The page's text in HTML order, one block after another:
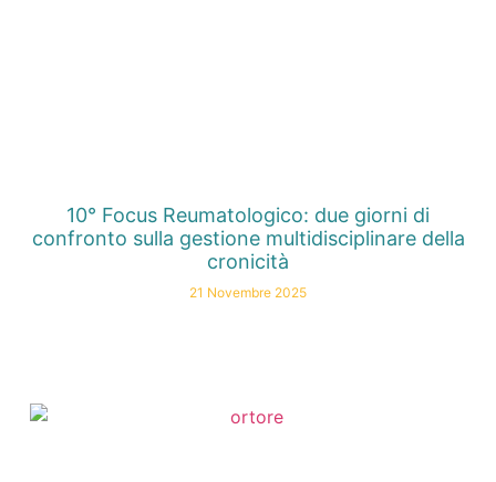
10° Focus Reumatologico: due giorni di
confronto sulla gestione multidisciplinare della
cronicità
21 Novembre 2025